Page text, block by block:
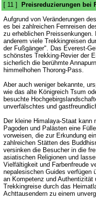
[ 11 ]
Preisreduzierungen bei
Aufgrund von Veränderungen
es bei zahlreichen Fernreisen
zu erheblichen Preissenkungen.
anderem viele Trekkingreisen
der Fußgänger". Das Everest-
schönstes Trekking-Revier der
sicherlich die berühmte
himmelhohen Thorong-Pass.
Aber auch weniger bekannte,
wie das alte Königreich Tsum
besuchte
unverfälschtes und
Der kleine Himalaya-Staat kann
Pagoden und Palästen eine
vorweisen, die zur Erkundung
zahlreichen Stätten des
versinken die Besucher in die
asiatischen Religionen und
Vielfältigkeit und Farbenfreude
nepalesischen Guides verfügen
an Kompetenz und Authentizität
Trekkingreise durch das
Achttausendern zu einem